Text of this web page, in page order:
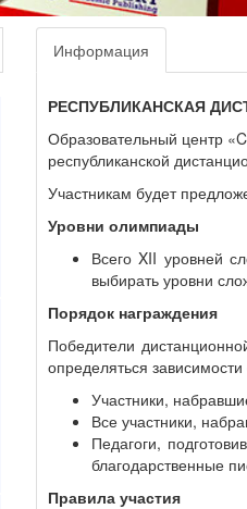
Информация
РЕСПУБЛИКАНСКАЯ
Образовательный центр
республиканской
Участникам будет
Уровни олимпиады
Всего XII уровней
выбирать уровни
Порядок награждения
Победители
определяться
Участники,
Все участники,
Педагоги,
благодарственные
Правила участия